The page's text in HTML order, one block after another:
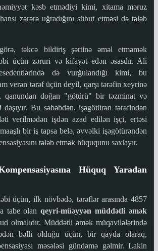
kəsb etmədiyi kimi, xitama məruz
zərərə uğradığını sübut etməsi də tələb
təkcə bildiriş şərtinə əməl etməmək
üçün zəruri və kifayət edən əsasdır. Ali
də vurğulandığı kimi, bu
verən tərəf üçün deyil, qarşı tərəfin xeyrinə
qanundan doğan "götürü" bir təzminat və
Bu səbəbdən, işəgötürən tərəfindən
verilmədən işdən azad edilən işçi, ertəsi
bir iş tapsa belə, əvvəlki işəgötürəndən
tələb etmək hüququnu saxlayır.
Hüquq Yaradan
üçün, ilk növbədə, tərəflər arasında 4857
tabe olanqeyri-müəyyən müddətli əmək
olmalıdır. Müddətli əmək müqavilələrində
bəlli olduğu üçün, bir qayda olaraq,
məsələsi gündəmə gəlmir. Lakin